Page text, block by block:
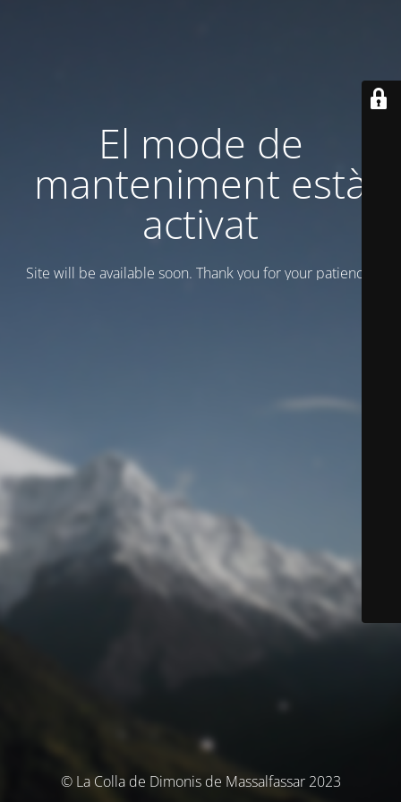
El mode de
manteniment està
activat
Site will be available soon. Thank you for your patience!
© La Colla de Dimonis de Massalfassar 2023